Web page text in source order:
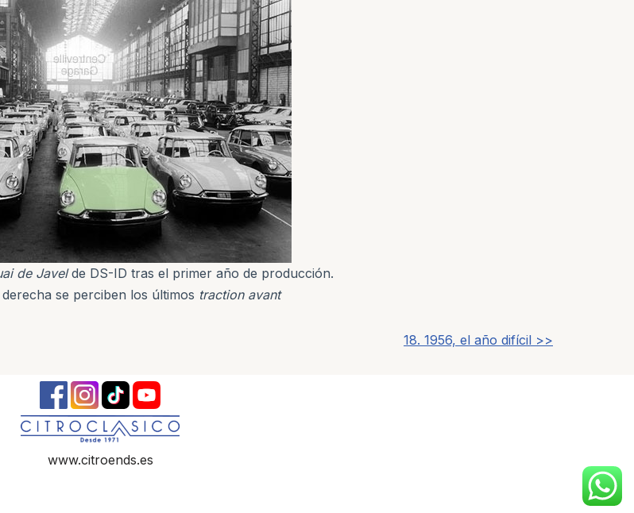
de Javelde DS-ID tras el primer año de producción.
se perciben los últimos traction avant
18. 1956, el año difícil >>
www.citroends.es